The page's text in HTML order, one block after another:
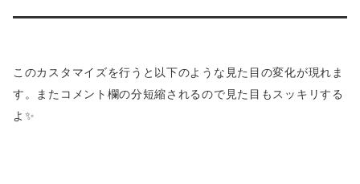
このカスタマイズを行うと以下のような見た目の変化が現れま
す。またコメント欄の分短縮されるので見た目もスッキリする
よ✨